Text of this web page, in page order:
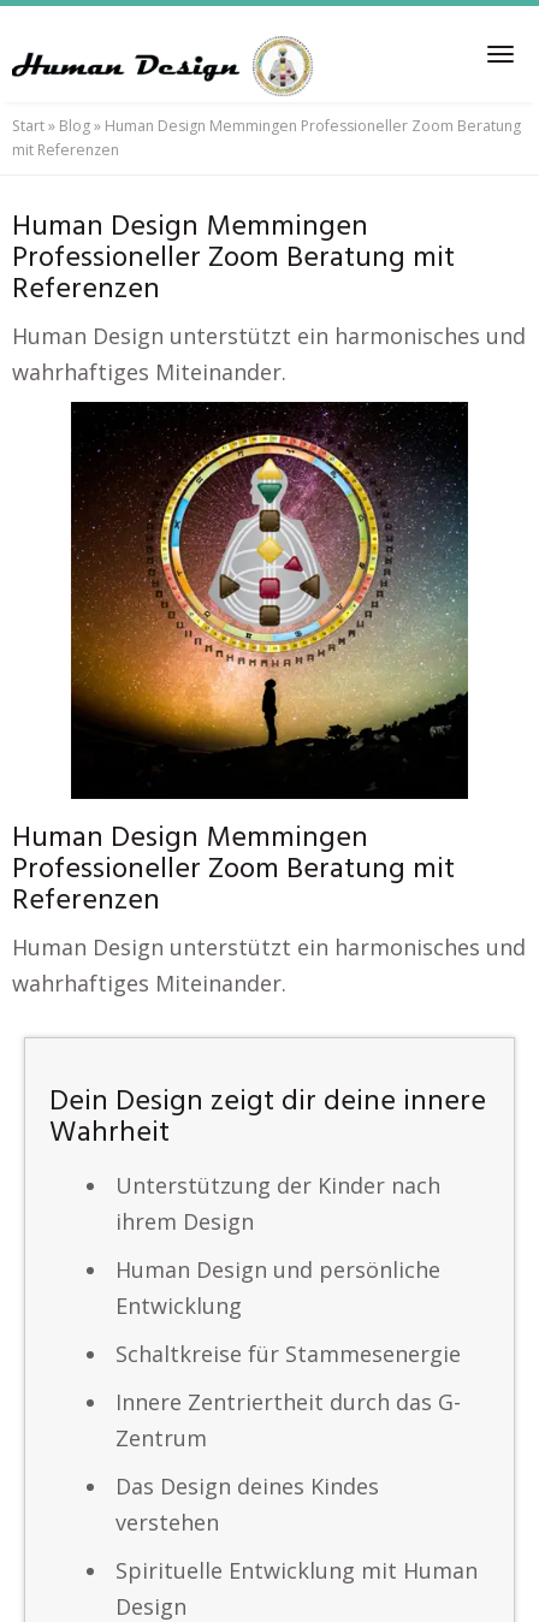
content
Start» Blog» Human Design Memmingen Professioneller Zoom Beratung
mit Referenzen
Human Design Memmingen
Professioneller Zoom Beratung mit
Referenzen
Human Design unterstützt ein harmonisches und
wahrhaftiges Miteinander.
Human Design Memmingen
Professioneller Zoom Beratung mit
Referenzen
Human Design unterstützt ein harmonisches und
wahrhaftiges Miteinander.
Dein Design zeigt dir deine innere
Wahrheit
Unterstützung der Kinder nach
ihrem Design
Human Design und persönliche
Entwicklung
Schaltkreise für Stammesenergie
Innere Zentriertheit durch das G-
Zentrum
Das Design deines Kindes
verstehen
Spirituelle Entwicklung mit Human
Design